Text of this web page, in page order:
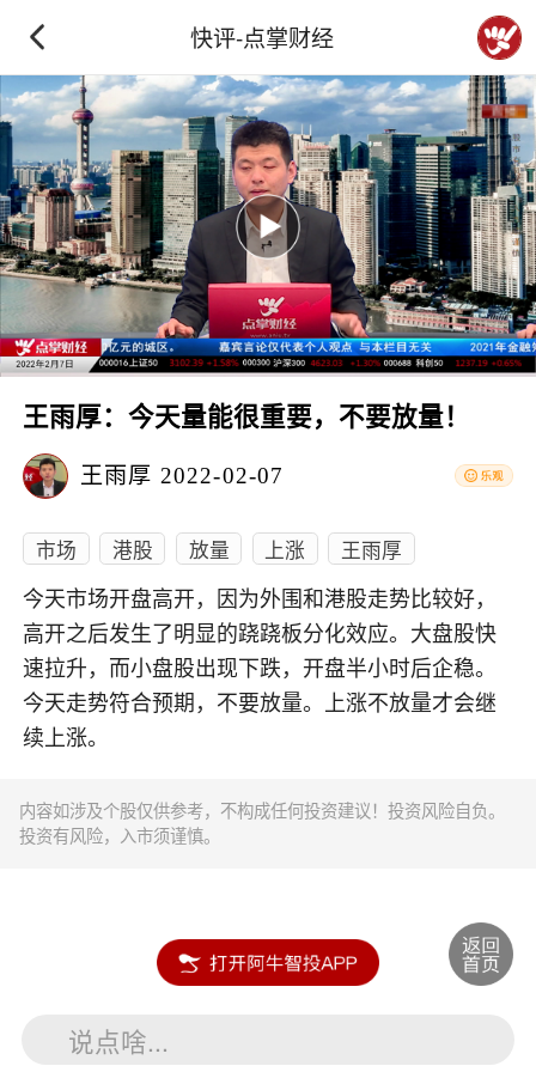
快评-点掌财经
王雨厚：今天量能很重要，不要放量！
王雨厚 2022-02-07
市场 港股 放量 上涨 王雨厚
今天市场开盘高开，因为外围和港股走势比较好，
高开之后发生了明显的跷跷板分化效应。大盘股快
速拉升，而小盘股出现下跌，开盘半小时后企稳。
今天走势符合预期，不要放量。上涨不放量才会继
续上涨。
内容如涉及个股仅供参考，不构成任何投资建议！投资风险自负。
投资有风险，入市须谨慎。
说点啥...